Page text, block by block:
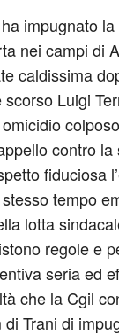
impugnato
nei campi di
caldissima
Luigi
omicidio
contro
fiduciosa
tempo
lotta
regole e
seria ed
che la Cgil
Trani di